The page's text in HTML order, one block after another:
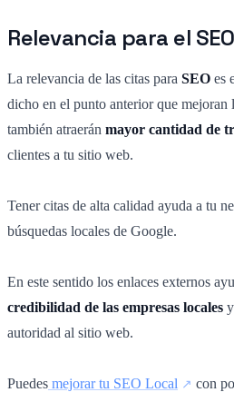
Relevancia para el SEO
La relevancia de las citas para SEO es
dicho en el punto anterior que mejoran
también atraerán mayor cantidad de
clientes a tu sitio web.
Tener citas de alta calidad ayuda a tu
búsquedas locales de Google.
En este sentido los enlaces externos
credibilidad de las empresas locales
autoridad al sitio web.
Puedes mejorar tu SEO Local
con